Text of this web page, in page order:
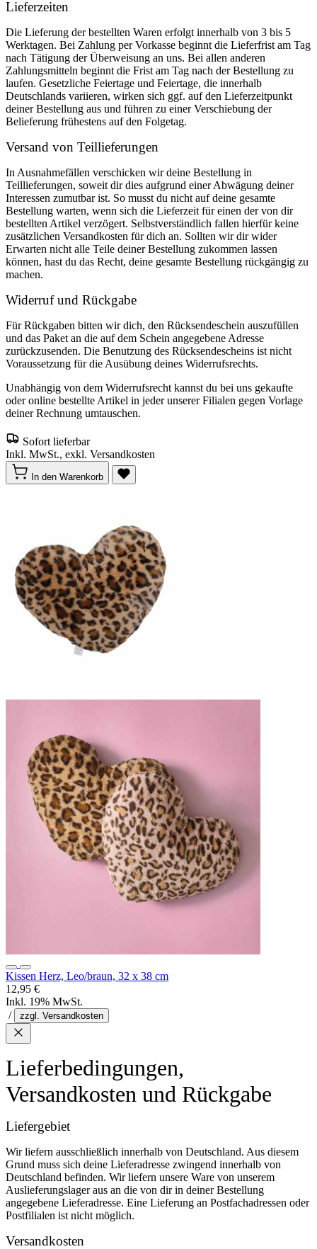
Lieferzeiten
Die Lieferung der bestellten Waren erfolgt innerhalb von 3 bis 5
Werktagen. Bei Zahlung per Vorkasse beginnt die Lieferfrist am Tag
nach Tätigung der Überweisung an uns. Bei allen anderen
Zahlungsmitteln beginnt die Frist am Tag nach der Bestellung zu
laufen. Gesetzliche Feiertage und Feiertage, die innerhalb
Deutschlands variieren, wirken sich ggf. auf den Lieferzeitpunkt
deiner Bestellung aus und führen zu einer Verschiebung der
Belieferung frühestens auf den Folgetag.
Versand von Teillieferungen
In Ausnahmefällen verschicken wir deine Bestellung in
Teillieferungen, soweit dir dies aufgrund einer Abwägung deiner
Interessen zumutbar ist. So musst du nicht auf deine gesamte
Bestellung warten, wenn sich die Lieferzeit für einen der von dir
bestellten Artikel verzögert. Selbstverständlich fallen hierfür keine
zusätzlichen Versandkosten für dich an. Sollten wir dir wider
Erwarten nicht alle Teile deiner Bestellung zukommen lassen
können, hast du das Recht, deine gesamte Bestellung rückgängig zu
machen.
Widerruf und Rückgabe
Für Rückgaben bitten wir dich, den Rücksendeschein auszufüllen
und das Paket an die auf dem Schein angegebene Adresse
zurückzusenden. Die Benutzung des Rücksendescheins ist nicht
Voraussetzung für die Ausübung deines Widerrufsrechts.
Unabhängig von dem Widerrufsrecht kannst du bei uns gekaufte
oder online bestellte Artikel in jeder unserer Filialen gegen Vorlage
deiner Rechnung umtauschen.
Sofort lieferbar
Inkl. MwSt., exkl. Versandkosten
In den Warenkorb
Kissen Herz, Leo/braun, 32 x 38 cm
12,95 €
Inkl. 19% MwSt.
/
zzgl. Versandkosten
Lieferbedingungen,
Versandkosten und Rückgabe
Liefergebiet
Wir liefern ausschließlich innerhalb von Deutschland. Aus diesem
Grund muss sich deine Lieferadresse zwingend innerhalb von
Deutschland befinden. Wir liefern unsere Ware von unserem
Auslieferungslager aus an die von dir in deiner Bestellung
angegebene Lieferadresse. Eine Lieferung an Postfachadressen oder
Postfilialen ist nicht möglich.
Versandkosten